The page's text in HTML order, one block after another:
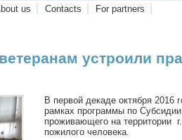
us Contacts For partners
устроили
В первой декаде октября
рамках программы по
проживающего на территории
пожилого человека.